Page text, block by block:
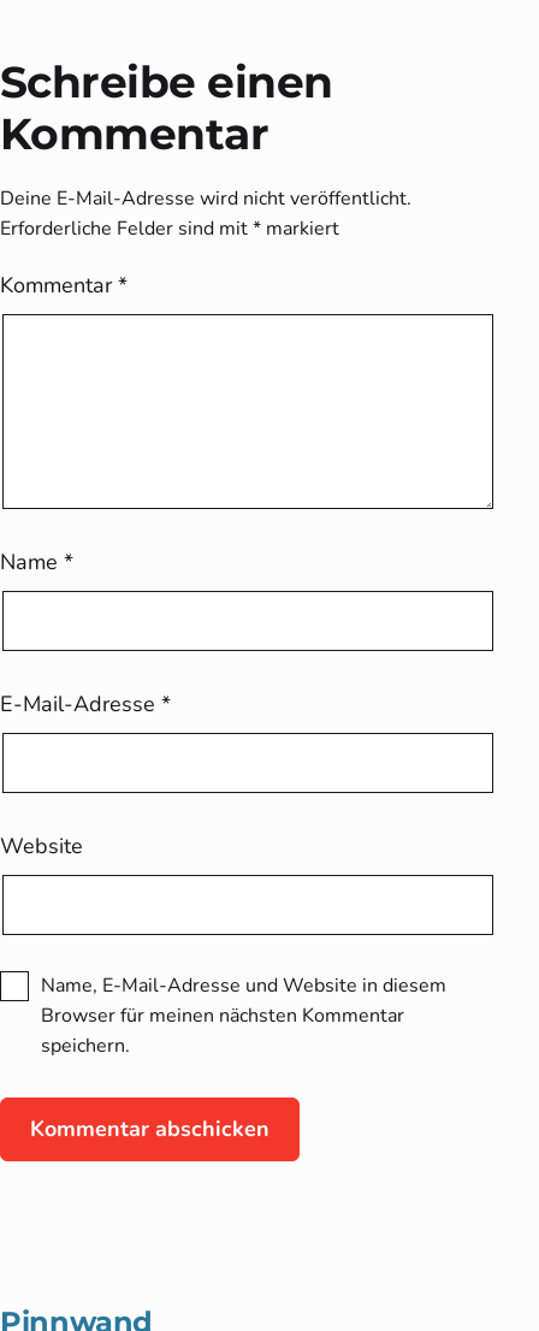
Schreibe einen
Kommentar
Deine E-Mail-Adresse wird nicht veröffentlicht.
Erforderliche Felder sind mit* markiert
Kommentar*
Name *
E-Mail-Adresse *
Website
Name, E-Mail-Adresse und Website in diesem
Browser für meinen nächsten Kommentar
speichern.
Pinnwand